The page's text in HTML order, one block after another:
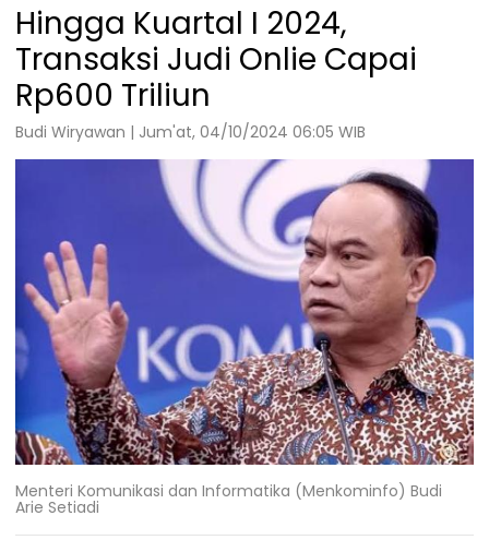
Hingga Kuartal I 2024,
Transaksi Judi Onlie Capai
Rp600 Triliun
Budi Wiryawan | Jum'at, 04/10/2024 06:05 WIB
Menteri Komunikasi dan Informatika (Menkominfo) Budi
Arie Setiadi